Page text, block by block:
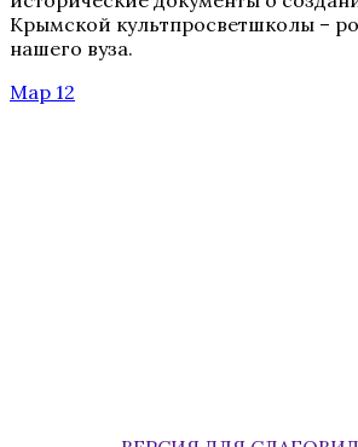
Крымской культпросветшколы –
нашего вуза.
Мар 12